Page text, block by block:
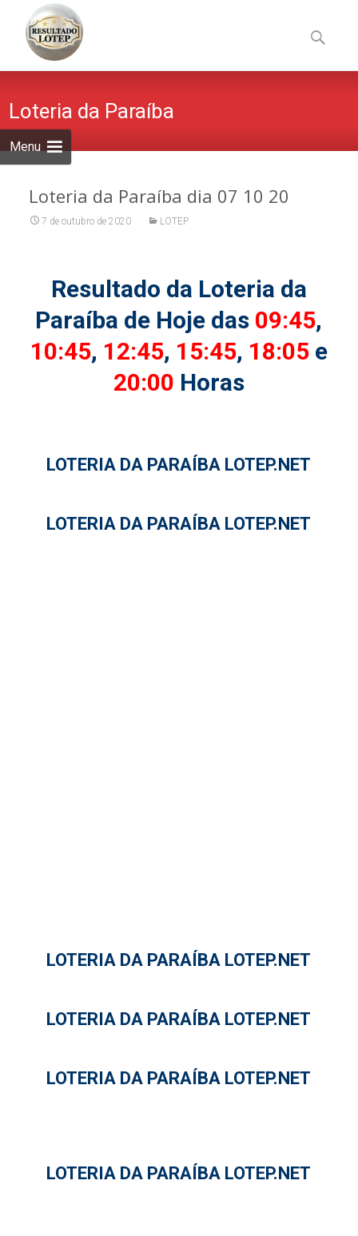
Menu
to
content
por:
Loteria da Paraíba
Loteria da Paraíba dia 07 10 20
7 de outubro de 2020 LOTEP
Resultado da Loteria da
Paraíba de Hoje das 09:45,
10:45, 12:45, 15:45, 18:05 e
20:00 Horas
LOTERIA DA PARAÍBA LOTEP.NET
LOTERIA DA PARAÍBA LOTEP.NET
LOTERIA DA PARAÍBA LOTEP.NET
LOTERIA DA PARAÍBA LOTEP.NET
LOTERIA DA PARAÍBA LOTEP.NET
LOTERIA DA PARAÍBA LOTEP.NET